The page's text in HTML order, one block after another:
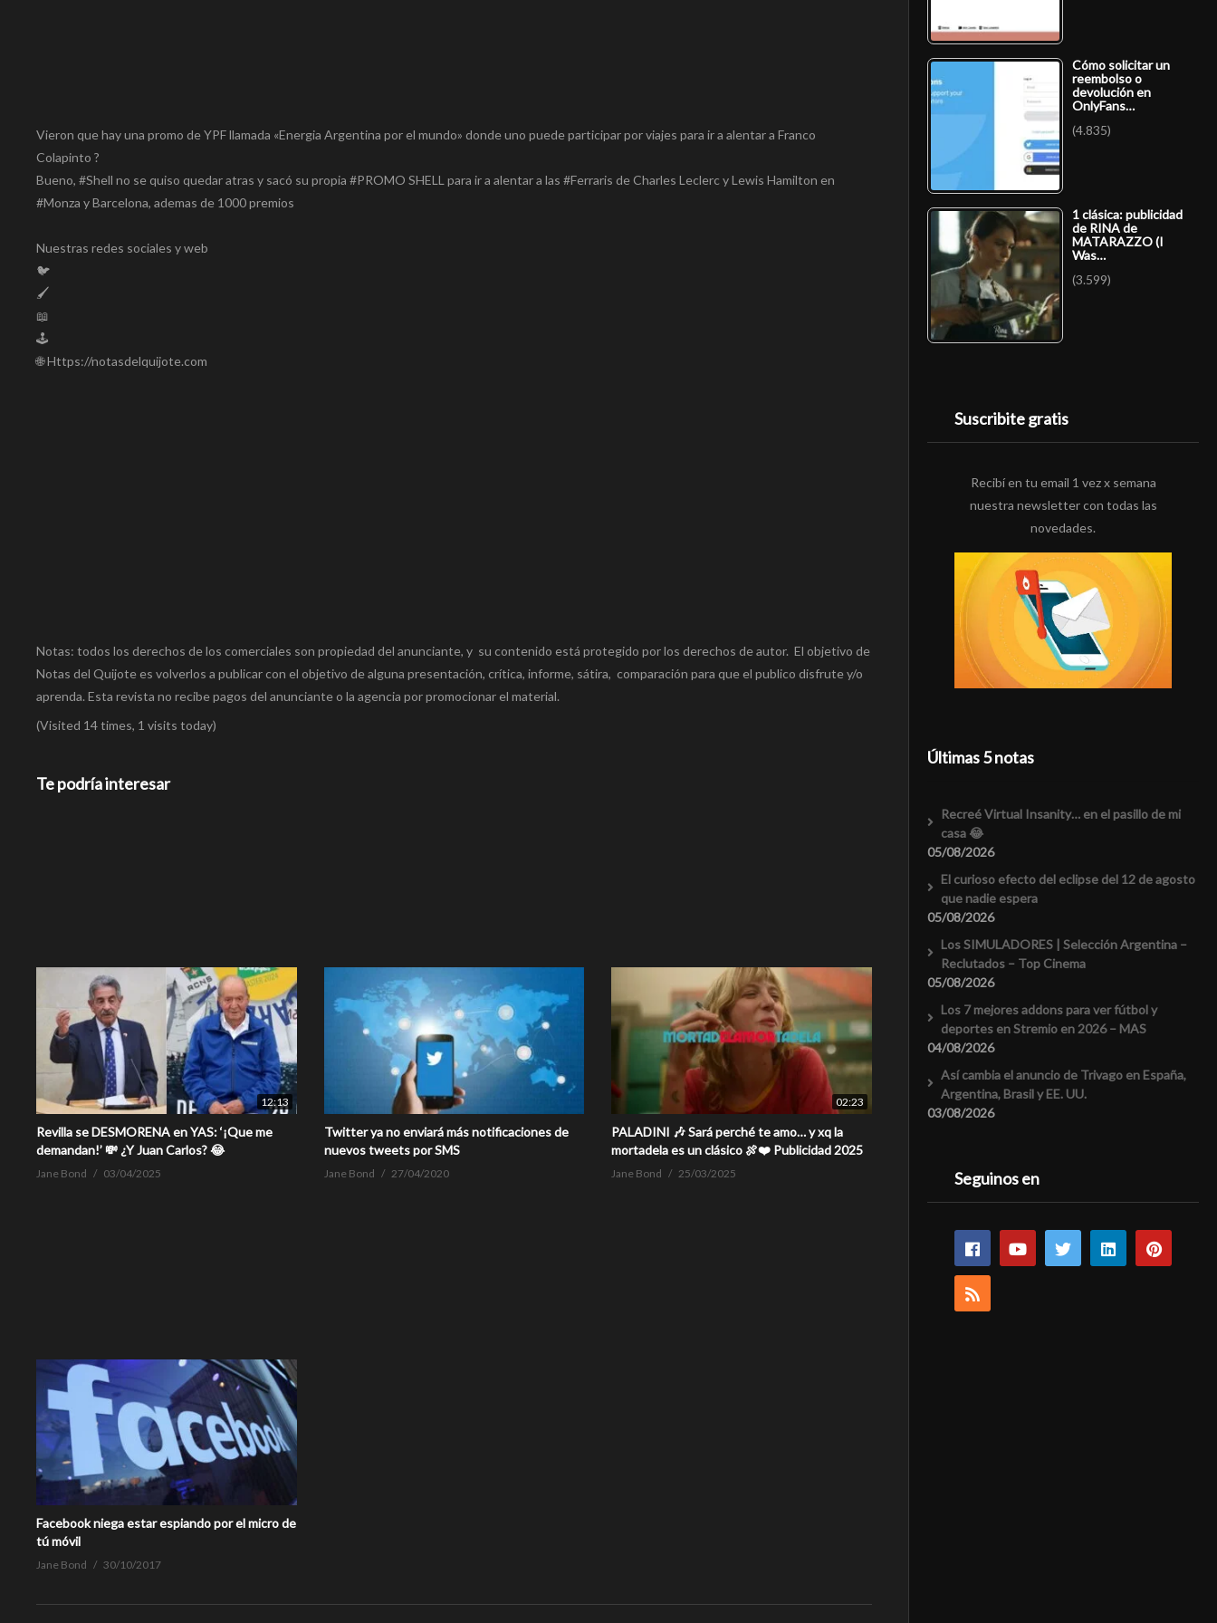
Vieron que hay una promo de YPF llamada «Energia Argentina por el mundo» donde uno puede participar por viajes para ir a alentar a Franco
Colapinto ?
Bueno, #Shell no se quiso quedar atras y sacó su propia #PROMO SHELL para ir a alentar a las #Ferraris de Charles Leclerc y Lewis Hamilton en
#Monza y Barcelona, ademas de 1000 premios
Nuestras redes sociales y web
🐦
🖌️
📖
🕹️
🌐 Https://notasdelquijote.com
Notas: todos los derechos de los comerciales son propiedad del anunciante, y su contenido está protegido por los derechos de autor. El objetivo de
Notas del Quijote es volverlos a publicar con el objetivo de alguna presentación, crítica, informe, sátira, comparación para que el publico disfrute y/o
aprenda. Esta revista no recibe pagos del anunciante o la agencia por promocionar el material.
(Visited 14 times, 1 visits today)
Te podría interesar
12:13
Revilla se DESMORENA en YAS: ‘¡Que me
demandan!’ 💸 ¿Y Juan Carlos? 😂
Jane Bond 03/04/2025
Twitter ya no enviará más notificaciones de
nuevos tweets por SMS
Jane Bond 27/04/2020
02:23
PALADINI 🎶 Sará perché te amo… y xq la
mortadela es un clásico 🍖❤️ Publicidad 2025
Jane Bond 25/03/2025
Facebook niega estar espiando por el micro de
tú móvil
Jane Bond 30/10/2017
Cómo solicitar un
reembolso o
devolución en
OnlyFans…
(4.835)
1 clásica: publicidad
de RINA de
MATARAZZO (I
Was…
(3.599)
Suscribite gratis
Recibí en tu email 1 vez x semana
nuestra newsletter con todas las
novedades.
Últimas 5 notas
Recreé Virtual Insanity… en el pasillo de mi
casa 😂
05/08/2026
El curioso efecto del eclipse del 12 de agosto
que nadie espera
05/08/2026
Los SIMULADORES | Selección Argentina –
Reclutados – Top Cinema
05/08/2026
Los 7 mejores addons para ver fútbol y
deportes en Stremio en 2026 – MAS
04/08/2026
Así cambia el anuncio de Trivago en España,
Argentina, Brasil y EE. UU.
03/08/2026
Seguinos en